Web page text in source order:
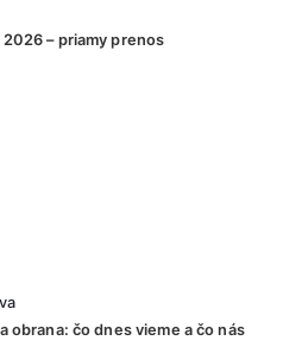
– priamy prenos
obrana: čo dnes vieme a čo nás